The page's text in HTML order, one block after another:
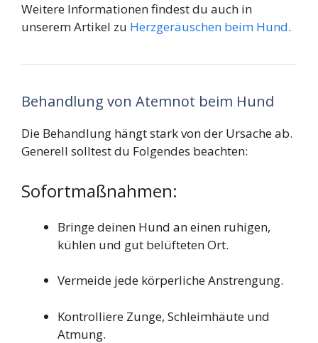
Weitere Informationen findest du auch in
unserem Artikel zu Herzgeräuschen beim Hund.
Behandlung von Atemnot beim Hund
Die Behandlung hängt stark von der Ursache ab.
Generell solltest du Folgendes beachten:
Sofortmaßnahmen:
Bringe deinen Hund an einen ruhigen,
kühlen und gut belüfteten Ort.
Vermeide jede körperliche Anstrengung.
Kontrolliere Zunge, Schleimhäute und
Atmung.